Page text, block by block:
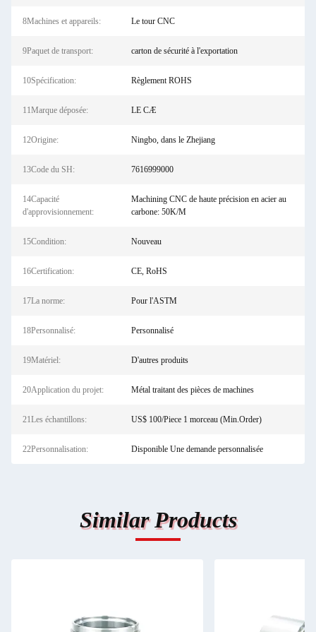
8Machines et appareils: Le tour CNC
9Paquet de transport: carton de sécurité à l'exportation
10Spécification: Règlement ROHS
11Marque déposée: LE CÆ
12Origine: Ningbo, dans le Zhejiang
13Code du SH: 7616999000
14Capacité
d'approvisionnement:
Machining CNC de haute précision en acier au
carbone: 50K/M
15Condition: Nouveau
16Certification: CE, RoHS
17La norme: Pour l'ASTM
18Personnalisé: Personnalisé
19Matériel: D'autres produits
20Application du projet: Métal traitant des pièces de machines
21Les échantillons: US$ 100/Piece 1 morceau (Min.Order)
22Personnalisation: Disponible Une demande personnalisée
Similar Products